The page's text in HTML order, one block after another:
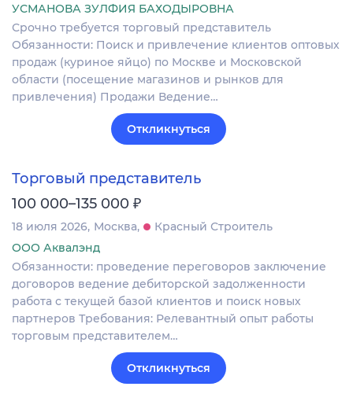
УСМАНОВА ЗУЛФИЯ БАХОДЫРОВНА
Срочно требуется торговый представитель
Обязанности: Поиск и привлечение клиентов оптовых
продаж (куриное яйцо) по Москве и Московской
области (посещение магазинов и рынков для
привлечения) Продажи Ведение…
Откликнуться
Торговый представитель
100 000–135 000 ₽
18 июля 2026 Москва
Красный Строитель
ООО Аквалэнд
Обязанности: проведение переговоров заключение
договоров ведение дебиторской задолженности
работа с текущей базой клиентов и поиск новых
партнеров Требования: Релевантный опыт работы
торговым представителем…
Откликнуться